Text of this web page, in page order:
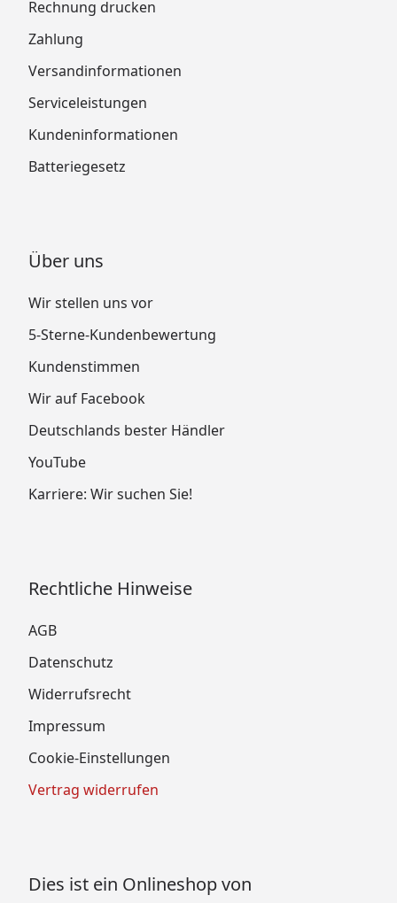
Rechnung drucken
Zahlung
Versandinformationen
Serviceleistungen
Kundeninformationen
Batteriegesetz
Über uns
Wir stellen uns vor
5-Sterne-Kundenbewertung
Kundenstimmen
Wir auf Facebook
Deutschlands bester Händler
YouTube
Karriere: Wir suchen Sie!
Rechtliche Hinweise
AGB
Datenschutz
Widerrufsrecht
Impressum
Cookie-Einstellungen
Vertrag widerrufen
Dies ist ein Onlineshop von